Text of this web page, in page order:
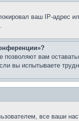
ваш IP-адрес
вам
вы испытываете
все ваши